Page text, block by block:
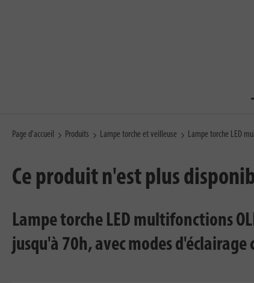
Page d'accueil Produits Lampe torche et veilleuse Lampe torche LED
Ce produit n'est plus
Lampe torche LED multifonctions
jusqu'à 70h, avec modes